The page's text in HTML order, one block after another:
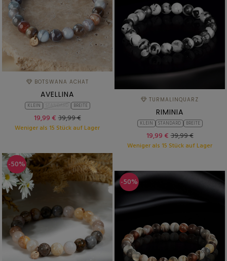
BOTSWANA ACHAT
AVELLINA
KLEIN BREITE
19,99 €39,99 €
Weniger als 15 Stück auf Lager
TURMALINQUARZ
RIMINIA
KLEIN STANDARD BREITE
19,99 €39,99 €
Weniger als 15 Stück auf Lager
-50%
-50%